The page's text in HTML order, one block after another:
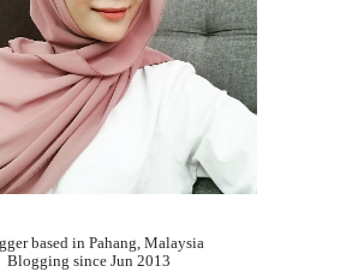
based in Pahang, Malaysia
Blogging since Jun 2013